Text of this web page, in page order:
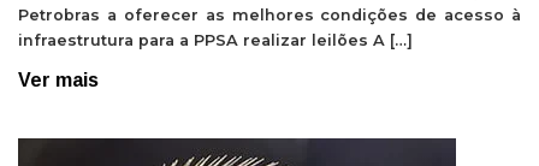
Petrobras a oferecer as melhores condições de acesso à
infraestrutura para a PPSA realizar leilões A […]
Ver mais